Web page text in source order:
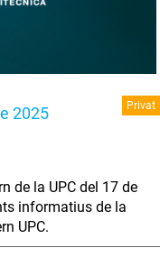
2025 Privat
de la UPC del 17 de
informatius de la
UPC.